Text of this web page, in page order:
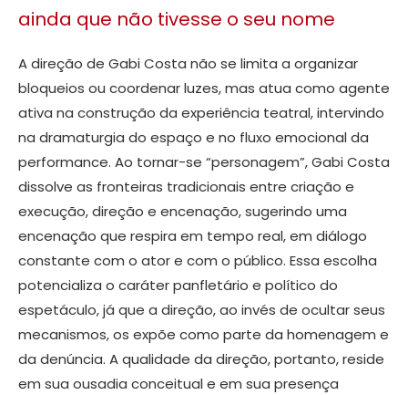
ainda que não tivesse o seu nome
A direção de Gabi Costa não se limita a organizar
bloqueios ou coordenar luzes, mas atua como agente
ativa na construção da experiência teatral, intervindo
na dramaturgia do espaço e no fluxo emocional da
performance. Ao tornar-se “personagem”, Gabi Costa
dissolve as fronteiras tradicionais entre criação e
execução, direção e encenação, sugerindo uma
encenação que respira em tempo real, em diálogo
constante com o ator e com o público. Essa escolha
potencializa o caráter panfletário e político do
espetáculo, já que a direção, ao invés de ocultar seus
mecanismos, os expõe como parte da homenagem e
da denúncia. A qualidade da direção, portanto, reside
em sua ousadia conceitual e em sua presença